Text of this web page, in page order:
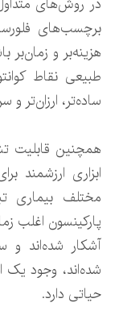
در روش‌های
برچسب‌های
هزینه‌بر و زمان‌بر
طبیعی نقاط
ساده‌تر، ارزان‌تر
همچنین قابلیت
مختلف بیماری
پارکینسون اغلب
آشکار شده‌اند
شده‌اند، وجود یک
حیاتی دارد.